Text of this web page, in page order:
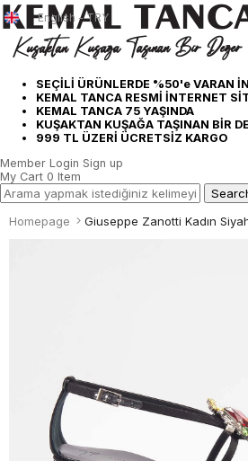
SEÇİLİ ÜRÜNLERDE %50'e VARAN
KEMAL TANCA RESMİ İNTERNET
KEMAL TANCA 75 YAŞINDA
KUŞAKTAN KUŞAĞA TAŞINAN BİR
999 TL ÜZERİ ÜCRETSİZ KARGO
English - TRY
Member Login Sign up
My Cart 0 Item
Homepage Giuseppe Zanotti Kadın